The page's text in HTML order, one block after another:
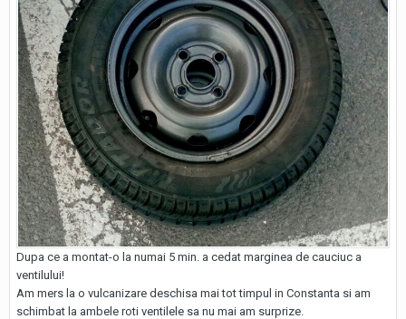
Dupa ce a montat-o la numai 5 min. a cedat marginea de cauciuc a
ventilului!
Am mers la o vulcanizare deschisa mai tot timpul in Constanta si am
schimbat la ambele roti ventilele sa nu mai am surprize.